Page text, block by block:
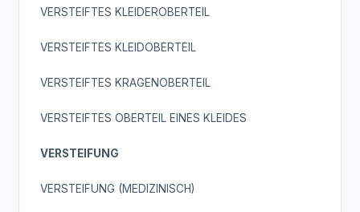
VERSTEIFTES KLEIDEROBERTEIL
VERSTEIFTES KLEIDOBERTEIL
VERSTEIFTES KRAGENOBERTEIL
VERSTEIFTES OBERTEIL EINES KLEIDES
VERSTEIFUNG
VERSTEIFUNG (MEDIZINISCH)